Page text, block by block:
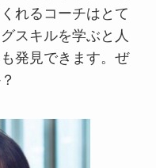
れるコーチはとて
スキルを学ぶと人
発見できます。ぜ